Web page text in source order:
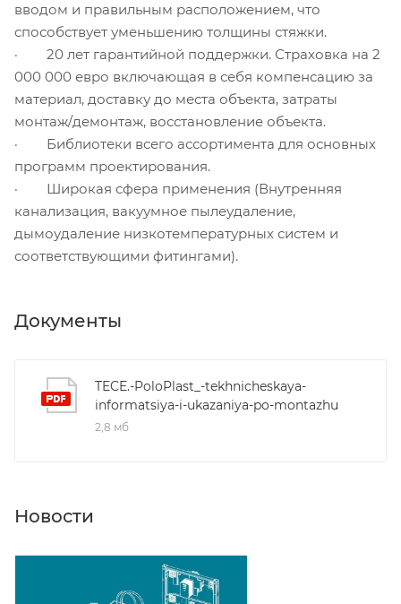
вводом и правильным расположением, что
способствует уменьшению толщины стяжки.
· 20 лет гарантийной поддержки. Страховка на 2
000 000 евро включающая в себя компенсацию за
материал, доставку до места объекта, затраты
монтаж/демонтаж, восстановление объекта.
· Библиотеки всего ассортимента для основных
программ проектирования.
· Широкая сфера применения (Внутренняя
канализация, вакуумное пылеудаление,
дымоудаление низкотемпературных систем и
соответствующими фитингами).
Документы
TECE.-PoloPlast_-tekhnicheskaya-
informatsiya-i-ukazaniya-po-montazhu
2,8 мб
Новости